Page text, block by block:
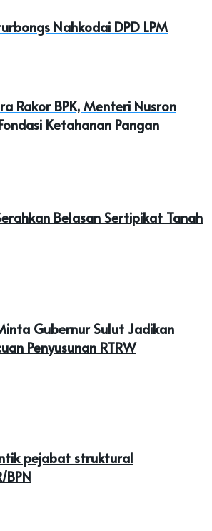
Nahkodai DPD LPM
Rakor BPK, Menteri Nusron
Ketahanan Pangan
Belasan Sertipikat Tanah
Gubernur Sulut Jadikan
Penyusunan RTRW
pejabat struktural
BPN